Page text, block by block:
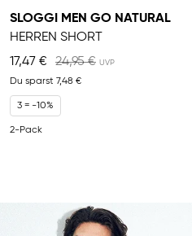
SLOGGI MEN GO NATURAL
HERREN SHORT
17,47 €
24,95 €
Du sparst 7,48 €
3 = -10%
2-Pack